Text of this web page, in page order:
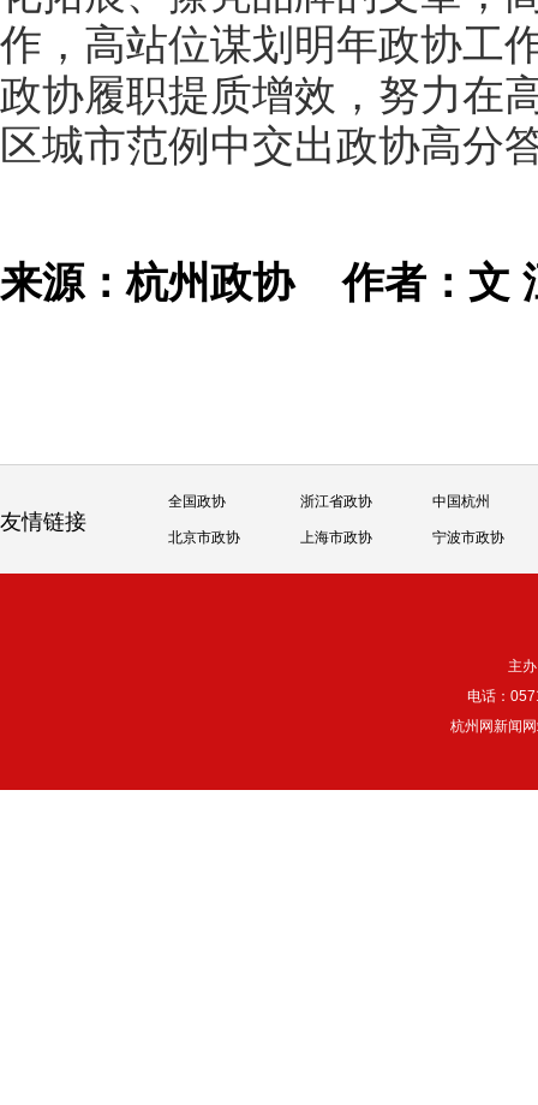
作，高站位谋划明年政协工
政协履职提质增效，努力在
区城市范例中交出政协高分
来源：杭州政协作者：
友情链接
全国政协 浙江省政协 中国杭州
北京市政协 上海市政协 宁波市政协
主
电话：
杭州网新闻